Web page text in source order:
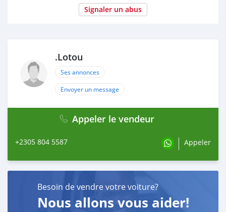
Signaler un abus
.Lotou
Ses annonces
Envoyer un message
Appeler le vendeur
+2305 804 5587 Appeler
Besoin de vendre votre voiture?
Nous allons vous aider!